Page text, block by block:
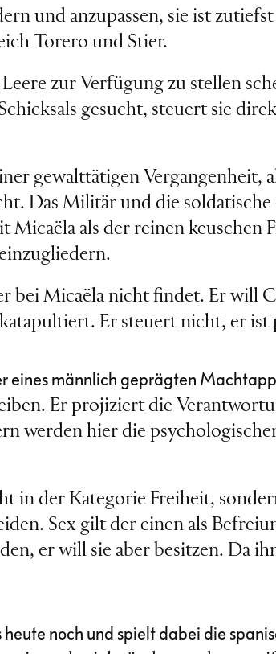
und anzupassen, sie ist
Torero und Stier.
zur Verfügung zu stellen
gesucht, steuert sie
gewalttätigen Vergangenheit,
Das Militär und die
als der reinen keuschen
bei Micaëla nicht findet. Er will
Er steuert nicht, er ist
eines männlich geprägten
Er projiziert die
werden hier die
in der Kategorie Freiheit,
Sex gilt der einen als
er will sie aber besitzen. Da
noch und spielt dabei die